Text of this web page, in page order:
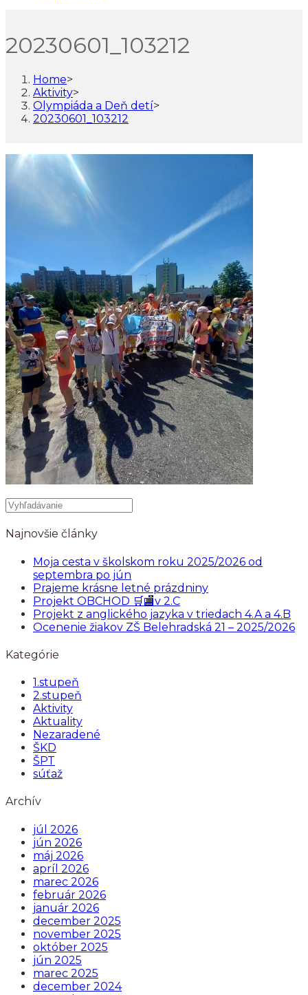
20230601_103212
Home>
Aktivity>
Olympiáda a Deň detí>
20230601_103212
Najnovšie články
Moja cesta v školskom roku 2025/2026 od
septembra po jún
Prajeme krásne letné prázdniny
Projekt OBCHOD 🛒🏬v 2.C
Projekt z anglického jazyka v triedach 4.A a 4.B
Ocenenie žiakov ZŠ Belehradská 21 – 2025/2026
Kategórie
1.stupeň
2.stupeň
Aktivity
Aktuality
Nezaradené
ŠKD
ŠPT
súťaž
Archív
júl 2026
jún 2026
máj 2026
apríl 2026
marec 2026
február 2026
január 2026
december 2025
november 2025
október 2025
jún 2025
marec 2025
december 2024